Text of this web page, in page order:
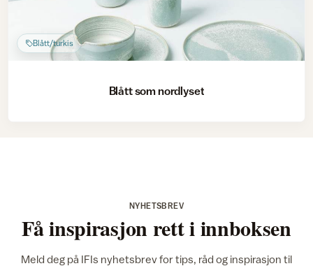
Blått/turkis
Blått som nordlyset
NYHETSBREV
Få inspirasjon rett i innboksen
Meld deg på IFIs nyhetsbrev for tips, råd og inspirasjon til